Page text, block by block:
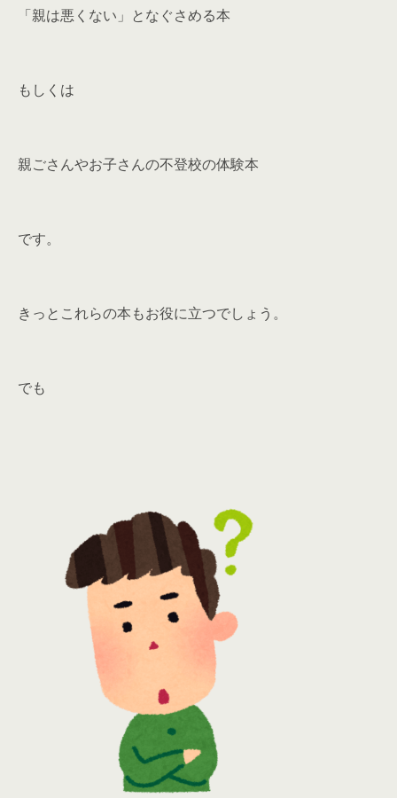
「親は悪くない」となぐさめる本
もしくは
親ごさんやお子さんの不登校の体験本
です。
きっとこれらの本もお役に立つでしょう。
でも